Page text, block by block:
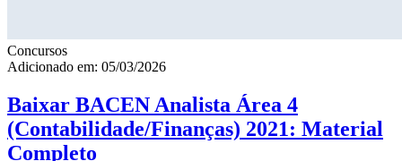
Concursos
Adicionado em: 05/03/2026
Baixar BACEN Analista Área 4
(Contabilidade/Finanças) 2021: Material
Completo